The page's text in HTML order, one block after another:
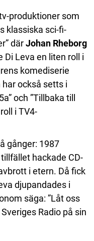
produktioner som
klassiska sci-fi-
därJohan Rheborg
Di Leva en liten roll i
komediserie
har också setts i
och ”Tillbaka till
i TV4-
gånger: 1987
hackade CD-
i etern. Då fick
djupandades i
säga: ”Låt oss
Radio på sin